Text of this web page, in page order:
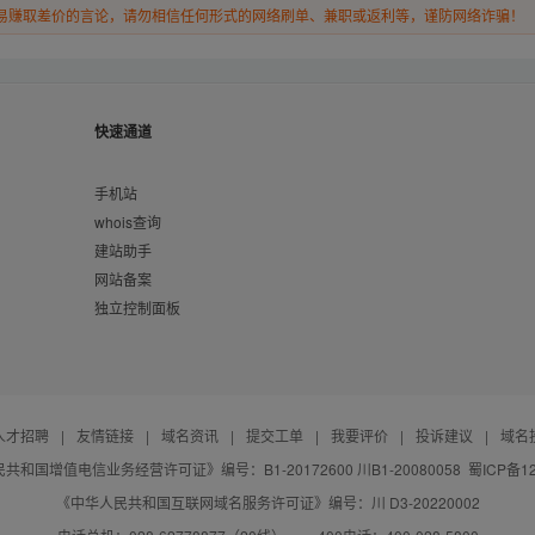
取差价的言论，请勿相信任何形式的网络刷单、兼职或返利等，谨防网络诈骗！
快速通道
手机站
whois查询
建站助手
网站备案
独立控制面板
才招聘 | 友情链接 | 域名资讯 | 提交工单 | 我要评价 | 投诉建议 |
域名
共和国增值电信业务经营许可证》编号：B1-20172600 川B1-20080058 蜀ICP备
《中华人民共和国互联网域名服务许可证》编号：川 D3-20220002